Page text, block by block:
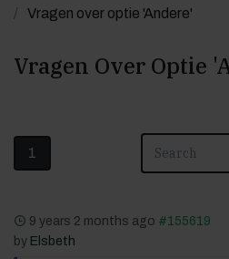
Vragen over optie 'Andere'
Vragen Over Optie
1
9 years 2 months ago #155619
by Elsbeth